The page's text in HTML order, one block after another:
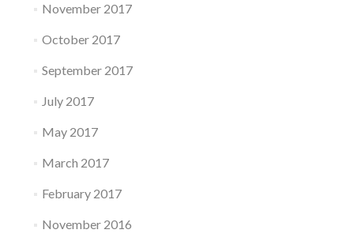
November 2017
October 2017
September 2017
July 2017
May 2017
March 2017
February 2017
November 2016